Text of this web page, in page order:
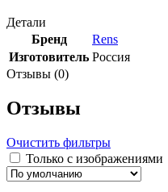
Детали
Бренд
Rens
Изготовитель Россия
Отзывы (0)
Отзывы
Очистить фильтры
Только с изображениями